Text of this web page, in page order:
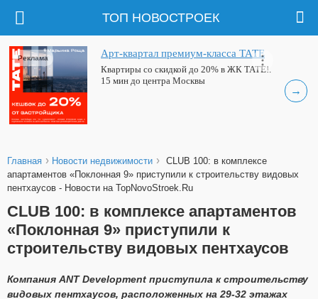
ТОП НОВОСТРОЕК
→
Арт-квартал премиум-класса ТАТЕ
Квартиры со скидкой до 20% в ЖК ТАТЕ!.
15 мин до центра Москвы
Реклама
Главная › Новости недвижимости › CLUB 100: в комплексе
апартаментов «Поклонная 9» приступили к строительству видовых
пентхаусов - Новости на TopNovoStroek.Ru
CLUB 100: в комплексе апартаментов
«Поклонная 9» приступили к
строительству видовых пентхаусов
Компания ANT Development приступила к строительству
видовых пентхаусов, расположенных на 29-32 этажах